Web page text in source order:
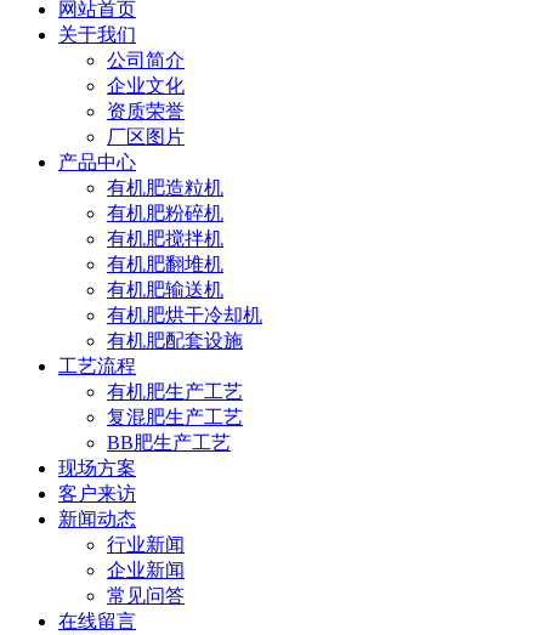
网站首页
关于我们
公司简介
企业文化
资质荣誉
厂区图片
产品中心
有机肥造粒机
有机肥粉碎机
有机肥搅拌机
有机肥翻堆机
有机肥输送机
有机肥烘干冷却机
有机肥配套设施
工艺流程
有机肥生产工艺
复混肥生产工艺
BB肥生产工艺
现场方案
客户来访
新闻动态
行业新闻
企业新闻
常见问答
在线留言